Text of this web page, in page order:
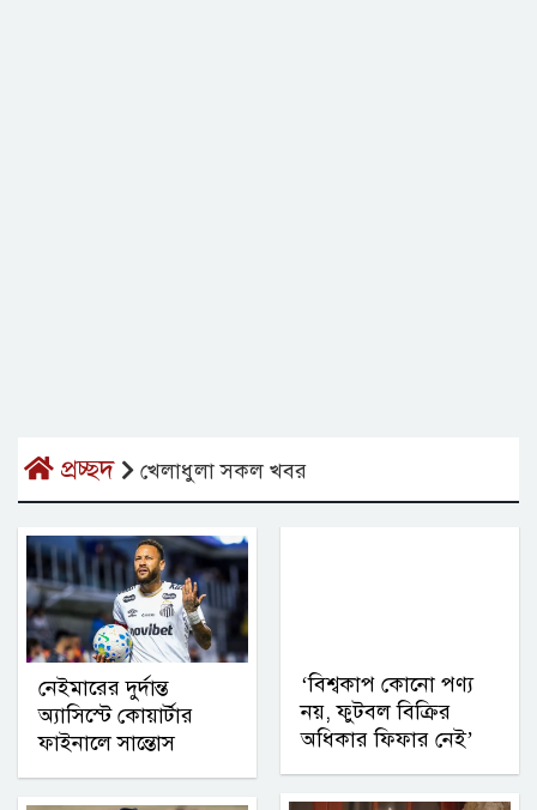
প্রচ্ছদ খেলাধুলা সকল খবর
নেইমারের দুর্দান্ত
অ্যাসিস্টে কোয়ার্টার
ফাইনালে সান্তোস
‘বিশ্বকাপ কোনো পণ্য
নয়, ফুটবল বিক্রির
অধিকার ফিফার নেই’